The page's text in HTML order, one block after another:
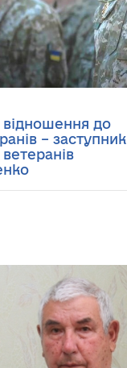
до
– заступник